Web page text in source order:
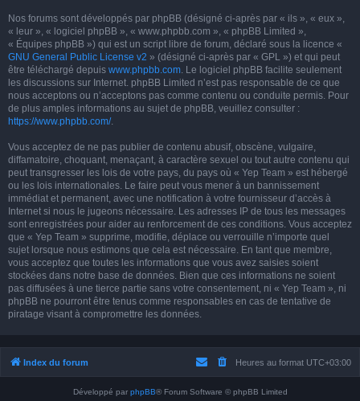
Nos forums sont développés par phpBB (désigné ci-après par « ils », « eux »,
« leur », « logiciel phpBB », « www.phpbb.com », « phpBB Limited »,
« Équipes phpBB ») qui est un script libre de forum, déclaré sous la licence «
GNU General Public License v2 » (désigné ci-après par « GPL ») et qui peut
être téléchargé depuis www.phpbb.com. Le logiciel phpBB facilite seulement
les discussions sur Internet. phpBB Limited n’est pas responsable de ce que
nous acceptons ou n’acceptons pas comme contenu ou conduite permis. Pour
de plus amples informations au sujet de phpBB, veuillez consulter :
https://www.phpbb.com/.
Vous acceptez de ne pas publier de contenu abusif, obscène, vulgaire,
diffamatoire, choquant, menaçant, à caractère sexuel ou tout autre contenu qui
peut transgresser les lois de votre pays, du pays où « Yep Team » est hébergé
ou les lois internationales. Le faire peut vous mener à un bannissement
immédiat et permanent, avec une notification à votre fournisseur d’accès à
Internet si nous le jugeons nécessaire. Les adresses IP de tous les messages
sont enregistrées pour aider au renforcement de ces conditions. Vous acceptez
que « Yep Team » supprime, modifie, déplace ou verrouille n’importe quel
sujet lorsque nous estimons que cela est nécessaire. En tant que membre,
vous acceptez que toutes les informations que vous avez saisies soient
stockées dans notre base de données. Bien que ces informations ne soient
pas diffusées à une tierce partie sans votre consentement, ni « Yep Team », ni
phpBB ne pourront être tenus comme responsables en cas de tentative de
piratage visant à compromettre les données.
Index du forum Heures au format UTC+03:00
Développé par phpBB® Forum Software © phpBB Limited